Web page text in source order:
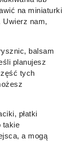
na miniaturki
Uwierz nam,
balsam
planujesz
tych
płatki
takie
a mogą